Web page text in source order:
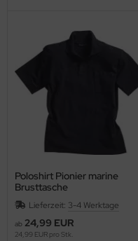
Poloshirt Pionier marine
Brusttasche
Lieferzeit: 3-4 Werktage
ab 24,99 EUR
24,99 EUR pro Stk.